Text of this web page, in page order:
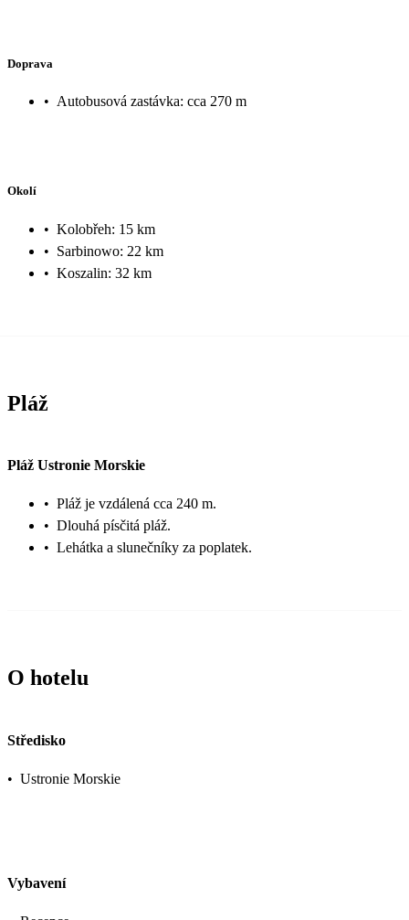
Doprava
• Autobusová zastávka: cca 270 m
Okolí
• Kolobřeh: 15 km
• Sarbinowo: 22 km
• Koszalin: 32 km
Pláž
Pláž Ustronie Morskie
• Pláž je vzdálená cca 240 m.
• Dlouhá písčitá pláž.
• Lehátka a slunečníky za poplatek.
O hotelu
Středisko
• Ustronie Morskie
Vybavení